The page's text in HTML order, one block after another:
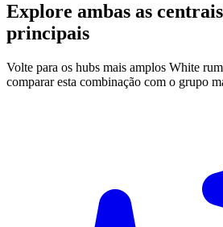
Explore ambas as
principais
Volte para os hubs mais amplos White
comparar esta combinação com o grupo